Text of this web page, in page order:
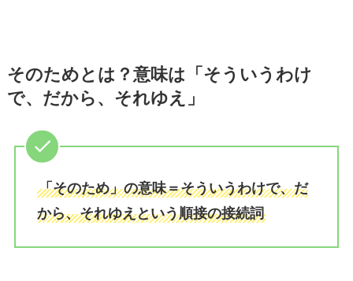
そのためとは？意味は「そういうわけ
で、だから、それゆえ」
「そのため」の意味＝そういうわけで、だ
から、それゆえという順接の接続詞